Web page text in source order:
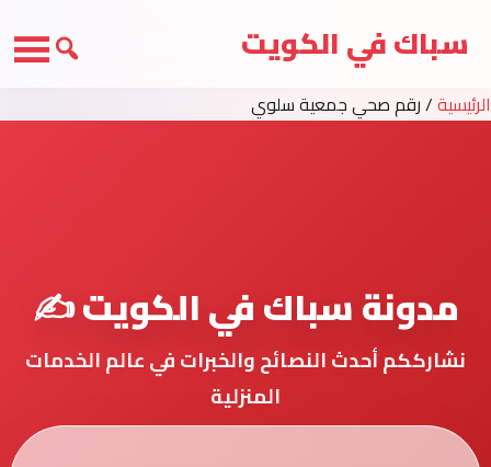
سباك في الكويت
الرئيسية/رقم صحي جمعية سلوي
مدونة سباك في الكويت ✍️
نشارككم أحدث النصائح والخبرات في عالم الخدمات
المنزلية